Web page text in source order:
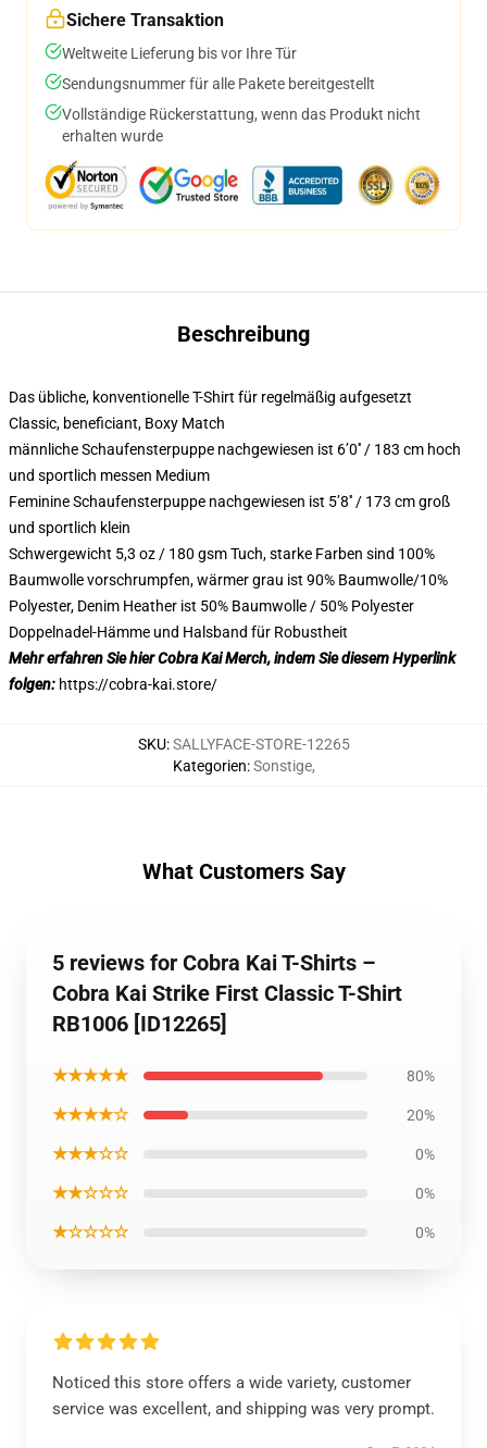
Sichere Transaktion
Weltweite Lieferung bis vor Ihre Tür
Sendungsnummer für alle Pakete bereitgestellt
Vollständige Rückerstattung, wenn das Produkt nicht
erhalten wurde
Beschreibung
Das übliche, konventionelle T-Shirt für regelmäßig aufgesetzt
Classic, beneficiant, Boxy Match
männliche Schaufensterpuppe nachgewiesen ist 6’0′′ / 183 cm hoch
und sportlich messen Medium
Feminine Schaufensterpuppe nachgewiesen ist 5’8′′ / 173 cm groß
und sportlich klein
Schwergewicht 5,3 oz / 180 gsm Tuch, starke Farben sind 100%
Baumwolle vorschrumpfen, wärmer grau ist 90% Baumwolle/10%
Polyester, Denim Heather ist 50% Baumwolle / 50% Polyester
Doppelnadel-Hämme und Halsband für Robustheit
Mehr erfahren Sie hier Cobra Kai Merch, indem Sie diesem Hyperlink
folgen: https://cobra-kai.store/
SKU:SALLYFACE-STORE-12265
Kategorien:Sonstige,
What Customers Say
5 reviews for Cobra Kai T-Shirts –
Cobra Kai Strike First Classic T-Shirt
RB1006 [ID12265]
★★★★★ 80%
★★★★☆ 20%
★★★☆☆ 0%
★★☆☆☆ 0%
★☆☆☆☆ 0%
Noticed this store offers a wide variety, customer
service was excellent, and shipping was very prompt.